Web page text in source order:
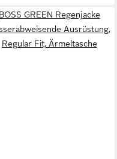
BOSS GREEN Regenjacke
Ausrüstung,
Regular Fit, Ärmeltasche